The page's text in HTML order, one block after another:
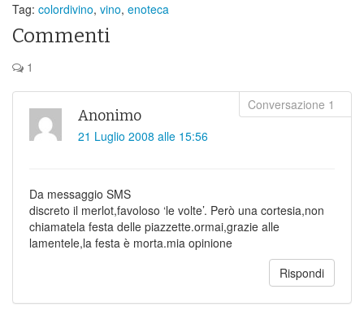
Tag: colordivino, vino, enoteca
Commenti
1
Anonimo
21 Luglio 2008 alle 15:56
Da messaggio SMS
discreto il merlot,favoloso ‘le volte’. Però una cortesia,non
chiamatela festa delle piazzette.ormai,grazie alle
lamentele,la festa è morta.mia opinione
Rispondi